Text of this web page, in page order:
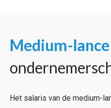
Medium-lance
Het salaris van de medium-